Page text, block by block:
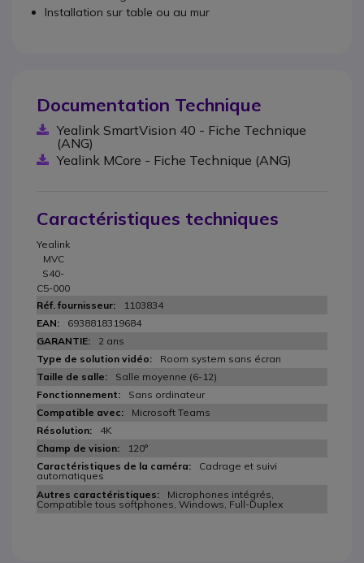
Installation sur table ou au mur
Documentation Technique
Yealink SmartVision 40 - Fiche Technique
(ANG)
Yealink MCore - Fiche Technique (ANG)
Caractéristiques techniques
Yealink
MVC
S40-
C5-000
1103834
6938818319684
2 ans
Room system sans écran
Salle moyenne (6-12)
Sans ordinateur
Microsoft Teams
4K
120°
Cadrage et suivi
automatiques
Microphones intégrés,
Compatible tous softphones, Windows, Full-Duplex